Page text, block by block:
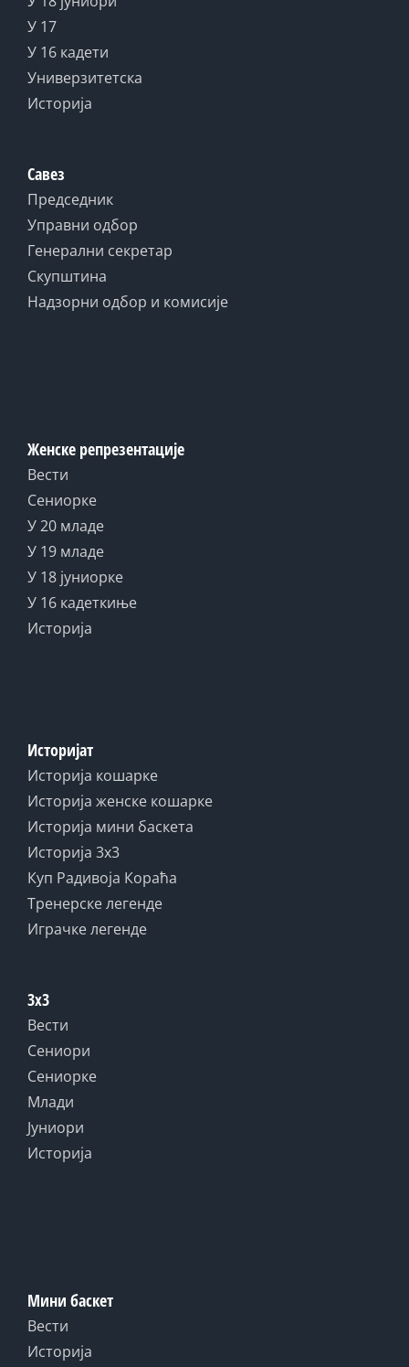
У 17
У 16 кадети
Универзитетска
Историја
Савез
Председник
Управни одбор
Генерални секретар
Скупштина
Надзорни одбор и комисије
Женске репрезентације
Вести
Сениорке
У 20 младе
У 19 младе
У 18 јуниорке
У 16 кадеткиње
Историја
Историјат
Историја кошарке
Историја женске кошарке
Историја мини баскета
Историја 3x3
Куп Радивоја Кораћа
Тренерске легенде
Играчке легенде
3x3
Вести
Сениори
Сениорке
Млади
Јуниори
Историја
Мини баскет
Вести
Историја